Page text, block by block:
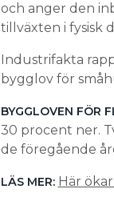
och anger den
tillväxten i fysisk
Industrifakta
bygglov för
BYGGLOVEN FÖR
30 procent ner.
de föregående
LÄS MER: Här